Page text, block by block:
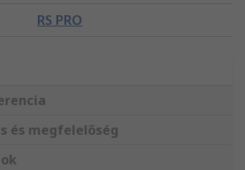
RS PRO
és megfelelőség